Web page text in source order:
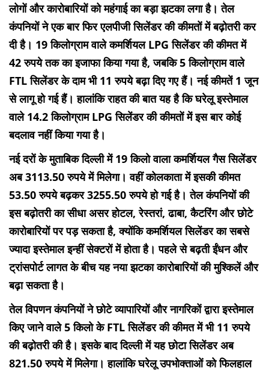
लोगों और कारोबारियों को महंगाई का बड़ा झटका लगा है। तेल
कंपनियों ने एक बार फिर एलपीजी सिलेंडर की कीमतों में बढ़ोतरी कर
दी है। 19 किलोग्राम वाले कमर्शियल LPG सिलेंडर की कीमत में
42 रुपये तक का इजाफा किया गया है, जबकि 5 किलोग्राम वाले
FTL सिलेंडर के दाम भी 11 रुपये बढ़ा दिए गए हैं। नई कीमतें 1 जून
से लागू हो गई हैं। हालांकि राहत की बात यह है कि घरेलू इस्तेमाल
वाले 14.2 किलोग्राम LPG सिलेंडर की कीमतों में इस बार कोई
बदलाव नहीं किया गया है।
नई दरों के मुताबिक दिल्ली में 19 किलो वाला कमर्शियल गैस सिलेंडर
अब 3113.50 रुपये में मिलेगा। वहीं कोलकाता में इसकी कीमत
53.50 रुपये बढ़कर 3255.50 रुपये हो गई है। तेल कंपनियों की
इस बढ़ोतरी का सीधा असर होटल, रेस्तरां, ढाबा, कैटरिंग और छोटे
कारोबारियों पर पड़ सकता है, क्योंकि कमर्शियल सिलेंडर का सबसे
ज्यादा इस्तेमाल इन्हीं सेक्टरों में होता है। पहले से बढ़ती ईंधन और
ट्रांसपोर्ट लागत के बीच यह नया झटका कारोबारियों की मुश्किलें और
बढ़ा सकता है।
तेल विपणन कंपनियों ने छोटे व्यापारियों और नागरिकों द्वारा इस्तेमाल
किए जाने वाले 5 किलो के FTL सिलेंडर की कीमत में भी 11 रुपये
की बढ़ोतरी की है। इसके बाद दिल्ली में यह छोटा सिलेंडर अब
821.50 रुपये में मिलेगा। हालांकि घरेलू उपभोक्ताओं को फिलहाल